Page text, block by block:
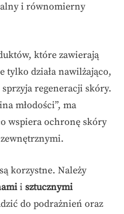
i równomierny
które zawierają
tylko działa nawilżająco,
regeneracji skóry.
młodości”, ma
wspiera ochronę skóry
korzystne. Należy
i sztucznymi
do podrażnień oraz